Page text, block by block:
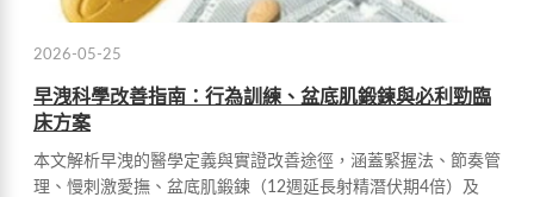
2026-05-25
早洩科學改善指南：行為訓練、盆底肌鍛鍊與必利勁臨
床方案
本文解析早洩的醫學定義與實證改善途徑，涵蓋緊握法、節奏管
理、慢刺激愛撫、盆底肌鍛鍊（12週延長射精潛伏期4倍）及